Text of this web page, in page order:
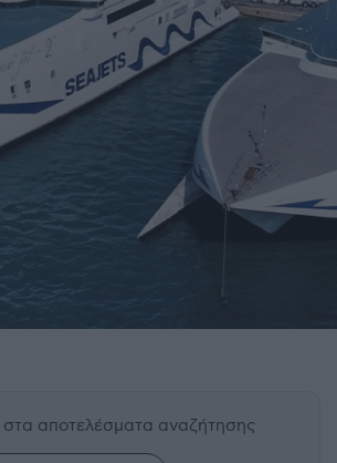
στα αποτελέσματα αναζήτησης